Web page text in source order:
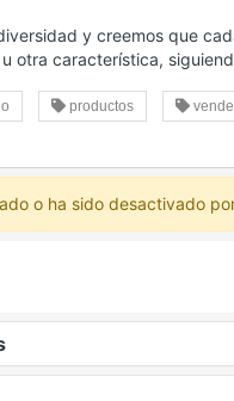
y creemos que
otra característica,
productos
o ha sido desactivado